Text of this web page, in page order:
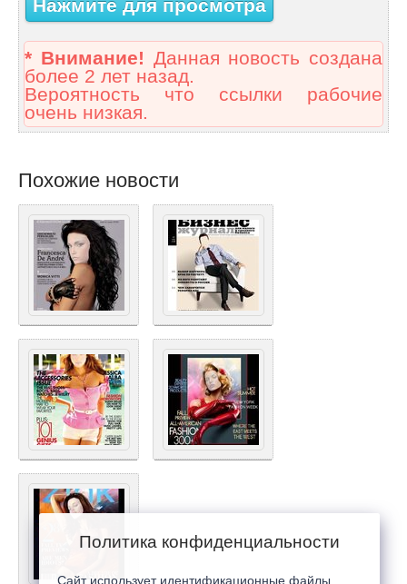
Нажмите для просмотра
* Внимание! Данная новость создана
более 2 лет назад.
Вероятность что ссылки рабочие
очень низкая.
Похожие новости
Политика конфиденциальности
Сайт использует идентификационные файлы